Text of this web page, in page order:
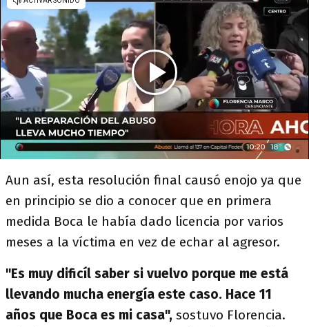
Aun así, esta resolución final causó enojo ya que
en principio se dio a conocer que en primera
medida Boca le había dado licencia por varios
meses a la víctima en vez de echar al agresor.
"Es muy dificíl saber si vuelvo porque me está
llevando mucha energía este caso. Hace 11
años que Boca es mi casa", sostuvo Florencia.